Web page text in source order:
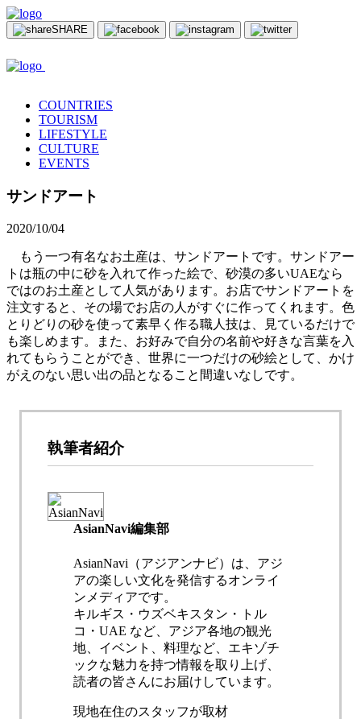
SHARE
COUNTRIES
TOURISM
LIFESTYLE
CULTURE
EVENTS
サンドアート
2020/10/04
もう一つ有名なお土産は、サンドアートです。サンドアー
トは瓶の中に砂を入れて作った絵で、砂漠の多いUAEなら
ではのお土産として人気があります。お店でサンドアートを
注文すると、その場でお店の人がすぐに作ってくれます。色
とりどりの砂を使って素早く作る職人技は、見ているだけで
も楽しめます。また、お好みで自分の名前や好きな言葉を入
れてもらうことができ、世界に一つだけの砂絵として、かけ
がえのない思い出の品となること間違いなしです。
執筆者紹介
AsianNavi編集部
AsianNavi（アジアンナビ）は、アジ
アの楽しい文化を発信するオンライ
ンメディアです。
キルギス・ウズベキスタン・トル
コ・UAE など、アジア各地の観光
地、イベント、料理など、エキゾチ
ックな魅力を持つ情報を取り上げ、
読者の皆さんにお届けしています。
現地在住のスタッフが取材